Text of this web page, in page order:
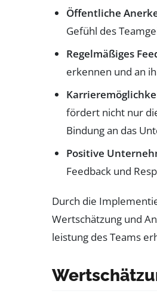
Öffentliche
Gefühl des
Regelmäßiges
erkennen und an
fördert nicht nur
Bindung an das
Positive
Feedback und
Durch die
Wertschätzung und
leistung des Teams